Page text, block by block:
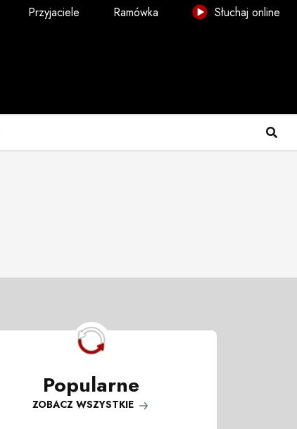
Przyjaciele Ramówka Słuchaj online
Popularne
ZOBACZ WSZYSTKIE